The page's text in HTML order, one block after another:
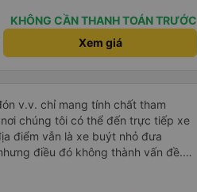
chênh lệch nhiều so với giá tôi tìm
sạch sẽ, thoải mái và có máy lạnh.
Xe buýt hơi muộn một chút, nhưng
đợi khách du lịch từ một khách sạn
KHÔNG CẦN THANH TOÁN TRƯỚC
Xem giá
v.v. chỉ mang tính chất tham
chúng tôi có thể đến trực tiếp xe
điểm vẫn là xe buýt nhỏ đưa
điều đó không thành vấn đề.
giờ từ Hà Nội nhưng đã nghỉ rất